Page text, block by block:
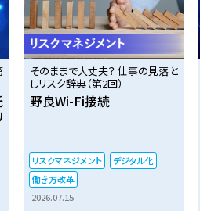
そのままで大丈夫？ 仕事の見落と
しリスク辞典（第2回）
野良Wi-Fi接続
リスクマネジメント
デジタル化
働き方改革
2026.07.15